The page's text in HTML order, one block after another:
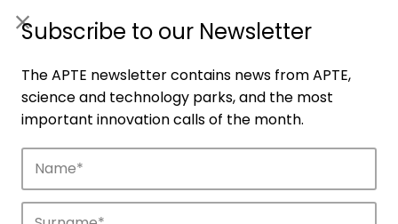
Subscribe to our Newsletter
The APTE newsletter contains news from APTE,
science and technology parks, and the most
important innovation calls of the month.